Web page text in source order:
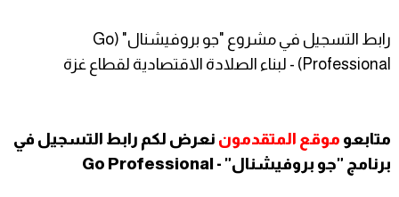
رابط التسجيل في مشروع "جو بروفيشنال" (Go
Professional) - لبناء الصلادة الاقتصادية لقطاع غزة
متابعو موقع المتقدمون نعرض لكم رابط التسجيل في
برنامج "جو بروفيشنال" - Go Professional